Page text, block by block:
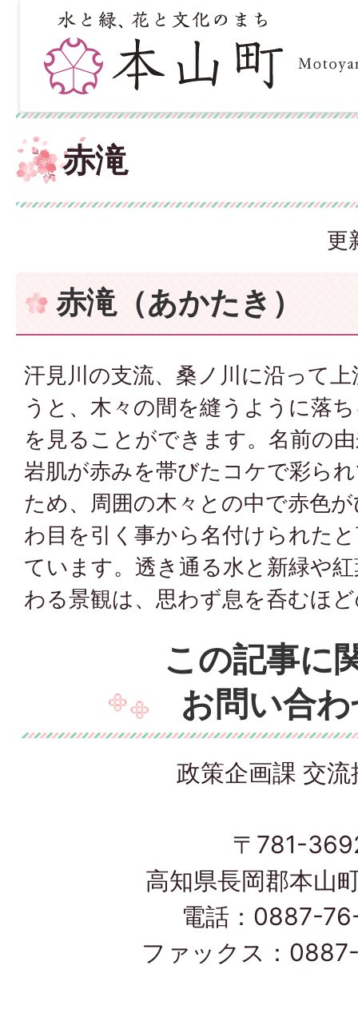
赤滝
更
赤滝（あかたき）
汗見川の支流、桑ノ川に沿って
うと、木々の間を縫うように落
を見ることができます。名前の
岩肌が赤みを帯びたコケで彩ら
ため、周囲の木々との中で赤色
わ目を引く事から名付けられた
ています。透き通る水と新緑や
わる景観は、思わず息を呑むほ
この記事に
お問い合
政策企画課 交流
〒781-
高知県長岡郡本山
電話：0887-
ファックス：